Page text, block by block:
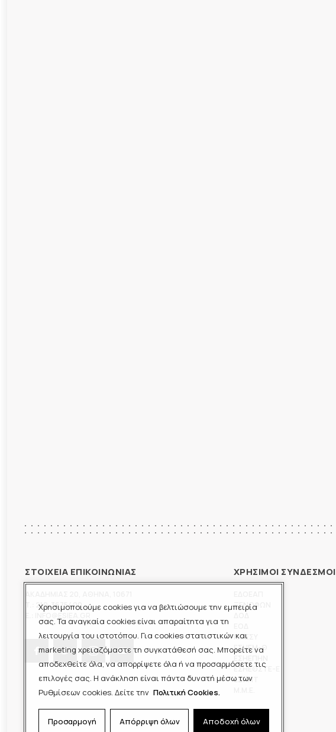
Χρησιμοποιούμε cookies για να βελτιώσουμε την εμπειρία
σας. Τα αναγκαία cookies είναι απαραίτητα για τη
λειτουργία του ιστοτόπου. Για cookies στατιστικών και
marketing χρειαζόμαστε τη συγκατάθεσή σας. Μπορείτε να
αποδεχθείτε όλα, να απορρίψετε όλα ή να προσαρμόσετε τις
επιλογές σας. Η ανάκληση είναι πάντα δυνατή μέσω των
Ρυθμίσεων cookies. Δείτε την Πολιτική Cookies.
Προσαρμογή Απόρριψη όλων Αποδοχή όλων
ΣΤΟΙΧΕΙΑ ΕΠΙΚΟΙΝΩΝΙΑΣ
210-3675400
ΧΡΗΣΙΜΟΙ ΣΥΝΔΕΣΜΟΙ
ΞΕΝΟΦΩΝ
ΠΟΕΣΥ
ΕΣΗΕΜ-Θ
ΕΣΗΕΘΣΤΕ-Ε
ΕΣΠΗΤ